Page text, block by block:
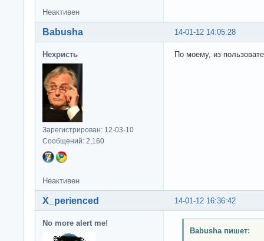
Неактивен
14-01-12 14:05:28
Babusha
Нехристь
Зарегистрирован: 12-03-10
Сообщений: 2,160
По моему, из
Неактивен
14-01-12 16:36:42
X_perienced
No more alert me!
Babusha пишет: